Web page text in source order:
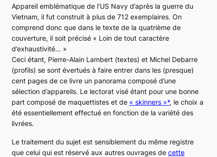
Appareil emblématique de l’US Navy d’après la guerre du
Vietnam, il fut construit à plus de 712 exemplaires. On
comprend donc que dans le texte de la quatrième de
couverture, il soit précisé « Loin de tout caractère
d’exhaustivité… »
Ceci étant, Pierre-Alain Lambert (textes) et Michel Debarre
(profils) se sont évertués à faire entrer dans les (presque)
cent pages de ce livre un panorama composé d’une
sélection d’appareils. Le lectorat visé étant pour une bonne
part composé de maquettistes et de « skinners »*, le choix a
été essentiellement effectué en fonction de la variété des
livrées.
Le traitement du sujet est sensiblement du même registre
que celui qui est réservé aux autres ouvrages de cette